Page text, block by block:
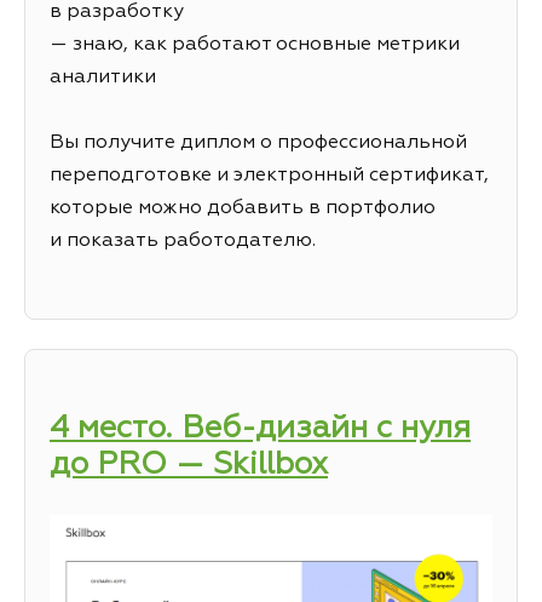
в разработку
— знаю, как работают основные метрики
аналитики
Вы получите диплом о профессиональной
переподготовке и электронный сертификат,
которые можно добавить в портфолио
и показать работодателю.
4 место. Веб-дизайн с нуля
до PRO — Skillbox